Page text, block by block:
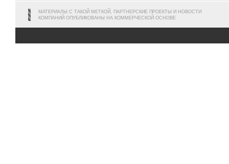
МАТЕРИАЛЫ С ТАКОЙ МЕТКОЙ, ПАРТНЕРСКИЕ ПРОЕКТЫ И НОВОСТИ
КОМПАНИЙ ОПУБЛИКОВАНЫ НА КОММЕРЧЕСКОЙ ОСНОВЕ